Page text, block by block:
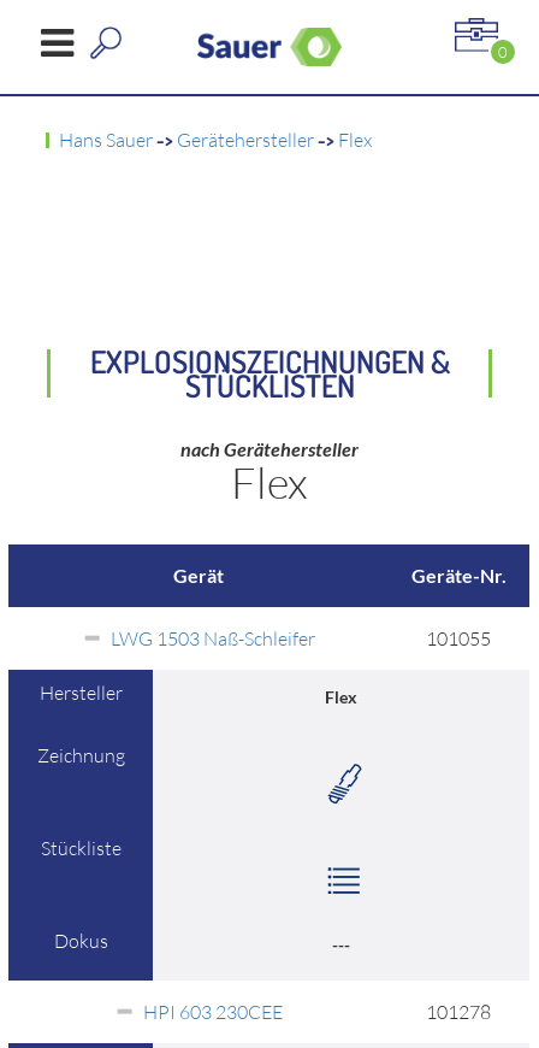
0
Hans Sauer-> Gerätehersteller-> Flex
EXPLOSIONSZEICHNUNGEN &
STÜCKLISTEN
nach Gerätehersteller
Flex
Gerät Geräte-Nr.
LWG 1503 Naß-Schleifer 101055
Hersteller Flex
Zeichnung
Stückliste
Dokus ---
HPI 603 230CEE 101278